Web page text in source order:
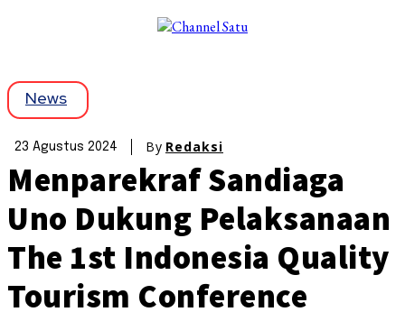
News
23 Agustus 2024 By Redaksi
Menparekraf Sandiaga
Uno Dukung Pelaksanaan
The 1st Indonesia Quality
Tourism Conference